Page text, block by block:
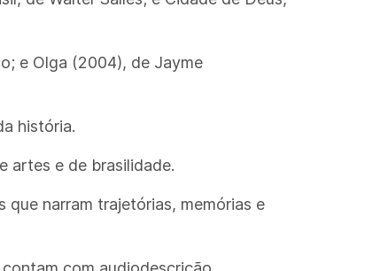
e Olga (2004), de Jayme
história.
artes e de brasilidade.
narram trajetórias, memórias e